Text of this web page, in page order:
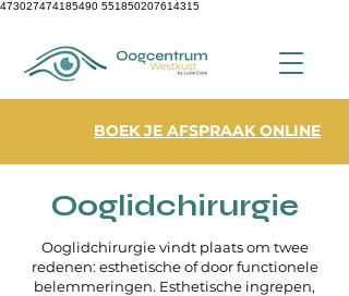
473027474185490 551850207614315
BOEK JE AFSPRAAK ONLINE
Ooglidchirurgie
Ooglidchirurgie vindt plaats om twee
redenen: esthetische of door functionele
belemmeringen. Esthetische ingrepen,